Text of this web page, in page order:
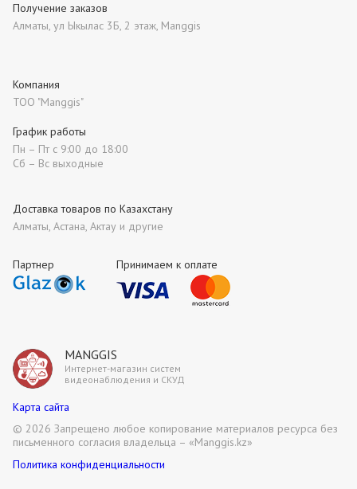
MANGGIS
Интернет-магазин систем
видеонаблюдения и СКУД
Партнер Принимаем к оплате
Получение заказов
Алматы, ул Ыкылас 3Б, 2 этаж, Manggis
Компания
ТОО "Manggis"
Доставка товаров по Казахстану
Алматы, Астана, Актау и другие
График работы
Пн – Пт с 9:00 до 18:00
Сб – Вс выходные
Карта сайта
Политика конфиденциальности
© 2026 Запрещено любое копирование материалов ресурса без
письменного согласия владельца – «Manggis.kz»